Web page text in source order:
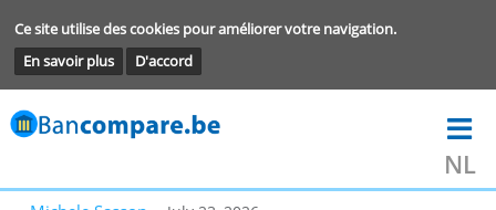
Ce site utilise des cookies pour améliorer votre navigation.
En savoir plus
D'accord